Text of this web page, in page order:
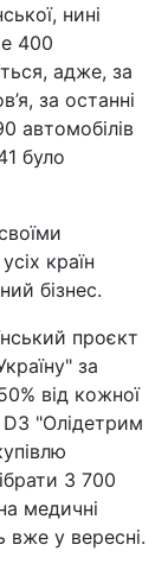
нині
400
адже, за
за останні
автомобілів
було
країн
бізнес.
проєкт
за
від кожної
D3 "Олідетрим
3 700
медичні
вже у вересні.